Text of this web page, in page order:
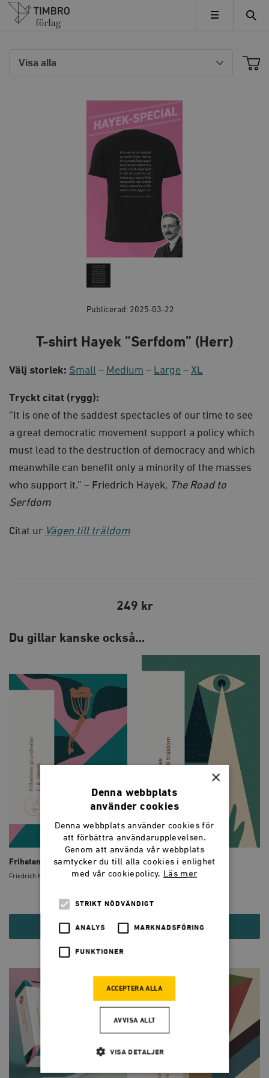
Timbro
MENY
Publicerad: 2025-03-22
T-shirt Hayek ”Serfdom” (Herr)
Välj storlek: Small – Medium – Large – XL
Tryckt citat (rygg):
“It is one of the saddest spectacles of our time to see
a great democratic movement support a policy which
must lead to the destruction of democracy and which
meanwhile can benefit only a minority of the masses
who support it.” – Friedrich Hayek, The Road to
Serfdom
Citat ur Vägen till träldom
249 kr
Du gillar kanske också…
Frihetens grundvalar
Friedrich Hayek
250 KR
Vägen till träldom
Friedrich Hayek
69 KR
×
Denna webbplats
använder cookies
Denna webbplats använder cookies för
att förbättra användarupplevelsen.
Genom att använda vår webbplats
samtycker du till alla cookies i enlighet
med vår cookiepolicy. Läs mer
STRIKT NÖDVÄNDIGT
ANALYS MARKNADSFÖRING
FUNKTIONER
ACCEPTERA ALLA
AVVISA ALLT
VISA DETALJER